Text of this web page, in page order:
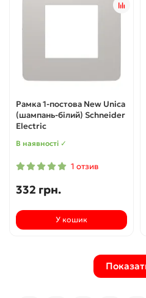
Рамка 1-постова New Unica
(шампань-білий) Schneider
Electric
В наявності ✓
1 отзив
332 грн.
У кошик